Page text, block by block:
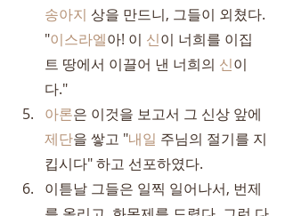
송아지 상을 만드니, 그들이 외쳤다.
"이스라엘아! 이 신이 너희를 이집
트 땅에서 이끌어 낸 너희의 신이
다."
아론은 이것을 보고서 그 신상 앞에
제단을 쌓고 "내일 주님의 절기를 지
킵시다" 하고 선포하였다.
이튿날 그들은 일찍 일어나서, 번제